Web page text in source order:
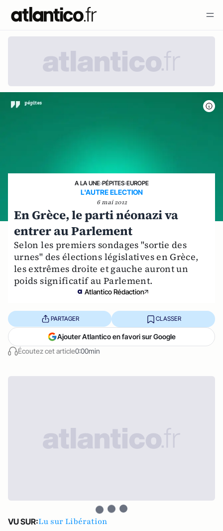
A LA UNE›PÉPITES›EUROPE
L'AUTRE ELECTION
6 mai 2012
En Grèce, le parti néonazi va
entrer au Parlement
Selon les premiers sondages "sortie des
urnes" des élections législatives en Grèce,
les extrêmes droite et gauche auront un
poids significatif au Parlement.
Atlantico Rédaction
Écoutez cet article0:00min
PARTAGER CLASSER
Ajouter Atlantico en favori sur Google
VU SUR:Lu sur Libération